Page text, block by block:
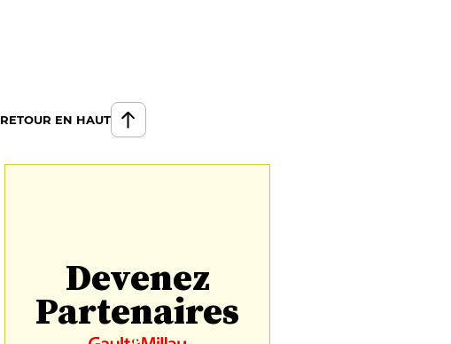
RETOUR EN HAUT
Devenez
Partenaires